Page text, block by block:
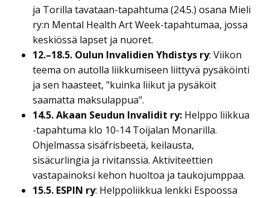
ja Torilla tavataan-tapahtuma (24.5.) osana Mieli
ry:n Mental Health Art Week-tapahtumaa, jossa
keskiössä lapset ja nuoret.
12.–18.5. Oulun Invalidien Yhdistys ry: Viikon
teema on autolla liikkumiseen liittyvä pysäköinti
ja sen haasteet, "kuinka liikut ja pysäköit
saamatta maksulappua".
14.5. Akaan Seudun Invalidit ry: Helppo liikkua
-tapahtuma klo 10-14 Toijalan Monarilla.
Ohjelmassa sisäfrisbeetä, keilausta,
sisäcurlingia ja rivitanssia. Aktiviteettien
vastapainoksi kehon huoltoa ja taukojumppaa.
15.5. ESPIN ry: Helppoliikkua lenkki Espoossa